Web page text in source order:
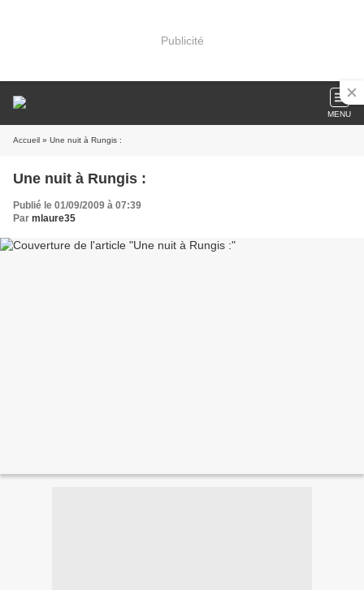
Publicité
MENU
Accueil » Une nuit à Rungis :
Une nuit à Rungis :
Publié le 01/09/2009 à 07:39
Par mlaure35